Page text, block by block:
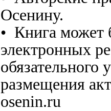
Осенину.
• Книга может
электронных
обязательного
размещения
osenin.ru